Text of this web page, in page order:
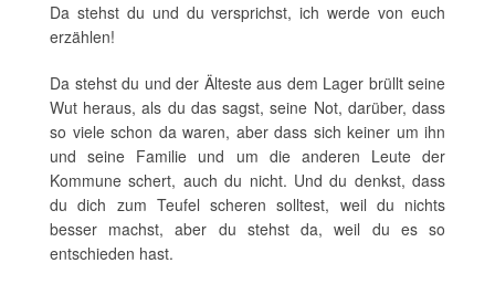
Da stehst du und du versprichst, ich werde von euch
erzählen!
Da stehst du und der Älteste aus dem Lager brüllt seine
Wut heraus, als du das sagst, seine Not, darüber, dass
so viele schon da waren, aber dass sich keiner um ihn
und seine Familie und um die anderen Leute der
Kommune schert, auch du nicht. Und du denkst, dass
du dich zum Teufel scheren solltest, weil du nichts
besser machst, aber du stehst da, weil du es so
entschieden hast.